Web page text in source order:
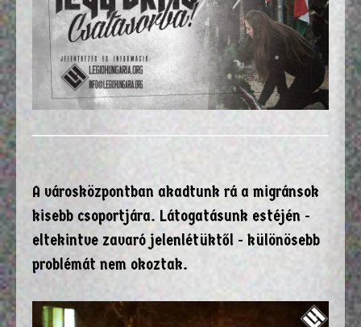
A városközpontban akadtunk rá a migránsok
kisebb csoportjára. Látogatásunk estéjén -
eltekintve zavaró jelenlétüktől - különösebb
problémát nem okoztak.